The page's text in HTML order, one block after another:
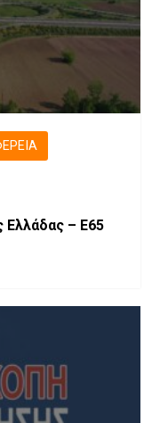
Ελλάδας – Ε65